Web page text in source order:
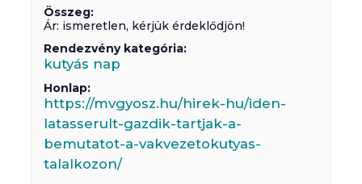
Összeg:
Ár: ismeretlen, kérjük érdeklődjön!
Rendezvény kategória:
kutyás nap
Honlap:
https://mvgyosz.hu/hirek-hu/iden-
latasserult-gazdik-tartjak-a-
bemutatot-a-vakvezetokutyas-
talalkozon/